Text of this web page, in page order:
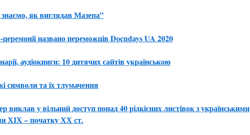
як виглядав Мазепа”
названо переможців Docudays UA 2020
аудіокниги: 10 дитячих сайтів українською
символи та їх тлумачення
виклав у вільний доступ понад 40 рідкісних листівок з українськими
ХІХ – початку ХХ ст.